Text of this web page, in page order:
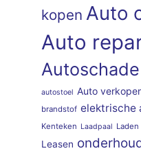
kopen Auto
Auto
Autoschade
autostoel Auto
brandstof elektrische
Kenteken Laadpaal Laden
Leasen